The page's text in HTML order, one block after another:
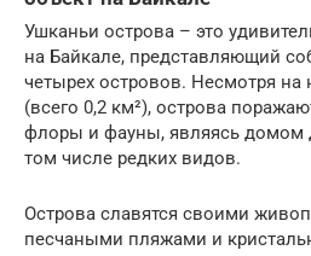
Ушканьи острова – это
на Байкале, представляющий
четырех островов. Несмотря
(всего 0,2 км²), острова
флоры и фауны, являясь домом
том числе редких видов.
Острова славятся своими
песчаными пляжами и